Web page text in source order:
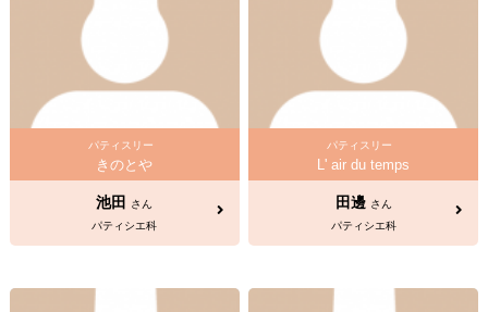
パティスリー
きのとや
池田
さん
パティシエ科
パティスリー
L' air du temps
田邊 さん
パティシエ科